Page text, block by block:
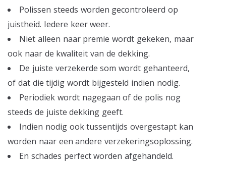
Polissen steeds worden gecontroleerd op
juistheid. Iedere keer weer.
Niet alleen naar premie wordt gekeken, maar
ook naar de kwaliteit van de dekking.
De juiste verzekerde som wordt gehanteerd,
of dat die tijdig wordt bijgesteld indien nodig.
Periodiek wordt nagegaan of de polis nog
steeds de juiste dekking geeft.
Indien nodig ook tussentijds overgestapt kan
worden naar een andere verzekeringsoplossing.
En schades perfect worden afgehandeld.